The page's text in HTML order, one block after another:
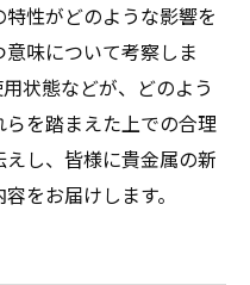
性がどのような影響を
味について考察しま
状態などが、どのよう
を踏まえた上での合理
し、皆様に貴金属の新
をお届けします。